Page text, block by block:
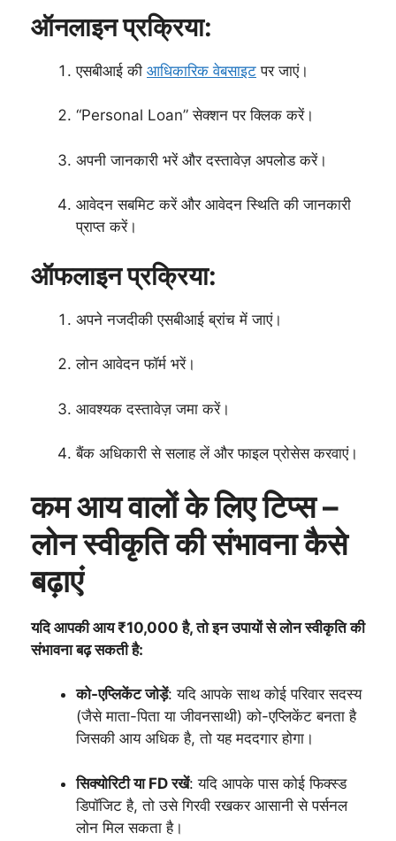
ऑनलाइन प्रक्रिया:
एसबीआई की आधिकारिक वेबसाइट पर जाएं।
“Personal Loan” सेक्शन पर क्लिक करें।
अपनी जानकारी भरें और दस्तावेज़ अपलोड करें।
आवेदन सबमिट करें और आवेदन स्थिति की जानकारी
प्राप्त करें।
ऑफलाइन प्रक्रिया:
अपने नजदीकी एसबीआई ब्रांच में जाएं।
लोन आवेदन फॉर्म भरें।
आवश्यक दस्तावेज़ जमा करें।
बैंक अधिकारी से सलाह लें और फाइल प्रोसेस करवाएं।
कम आय वालों के लिए टिप्स –
लोन स्वीकृति की संभावना कैसे
बढ़ाएं
यदि आपकी आय ₹10,000 है, तो इन उपायों से लोन स्वीकृति की
संभावना बढ़ सकती है:
को-एप्लिकेंट जोड़ें: यदि आपके साथ कोई परिवार सदस्य
(जैसे माता-पिता या जीवनसाथी) को-एप्लिकेंट बनता है
जिसकी आय अधिक है, तो यह मददगार होगा।
सिक्योरिटी या FD रखें: यदि आपके पास कोई फिक्स्ड
डिपॉजिट है, तो उसे गिरवी रखकर आसानी से पर्सनल
लोन मिल सकता है।